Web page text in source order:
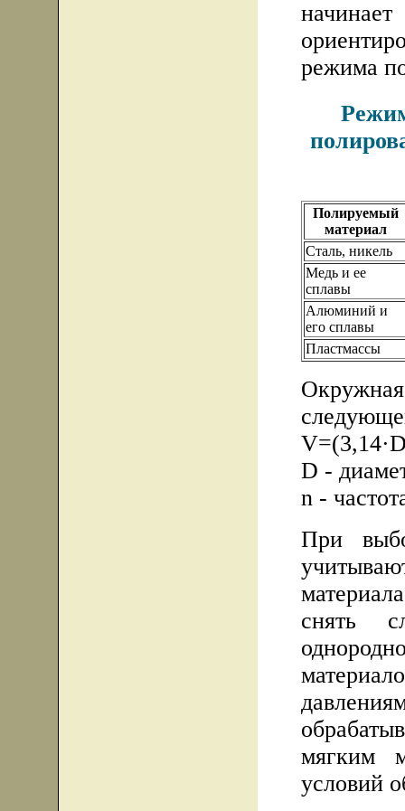
режима
Полируемый
материал
Сталь, никель
Медь и ее
сплавы
Алюминий и
его сплавы
Пластмассы
D -
n -
При
снять
мягким
условий